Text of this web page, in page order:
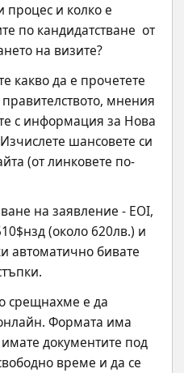
процес и колко е
по кандидатстване  от
на визите?
какво да е прочетете
мнения
с информация за Нова
шансовете си
(от линковете по-
на заявление - EOI,
(около 620лв.) и
автоматично бивате
срещнахме е да
Формата има
документите под
време и да се